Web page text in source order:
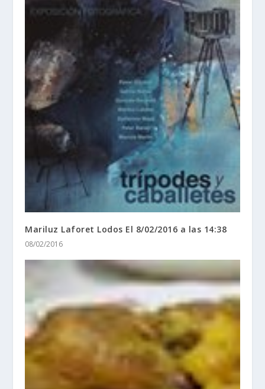
Mariluz Laforet Lodos El 8/02/2016 a las 14:38
08/02/2016